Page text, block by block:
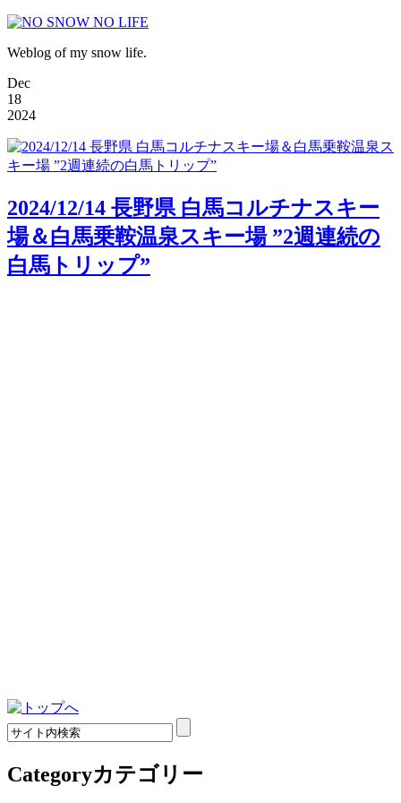
Weblog of my snow life.
Dec
18
2024
2024/12/14 長野県 白馬コルチナスキー
場＆白馬乗鞍温泉スキー場 ”2週連続の
白馬トリップ”
Categoryカテゴリー